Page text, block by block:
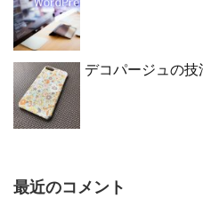
デコパージュの技
最近のコメント